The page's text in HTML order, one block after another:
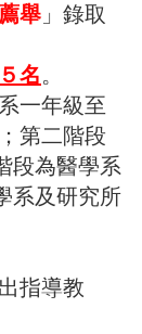
舉 」錄取
名。
一年級至
第二階段
段為醫學系
系及研究所
指導教